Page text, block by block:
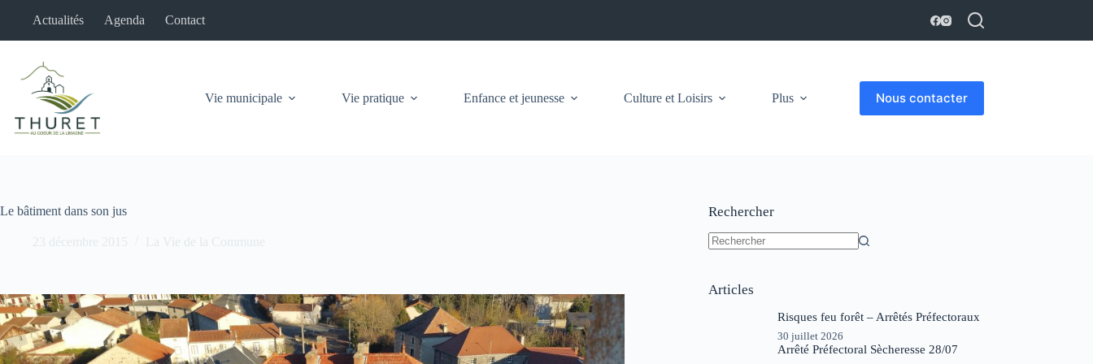
Actualités Agenda Contact
Vie municipale Vie pratique Enfance et jeunesse Culture et Loisirs Plus Nous contacter
Le bâtiment dans son jus
23 décembre 2015 La Vie de la Commune
Rechercher
Articles
Risques feu forêt – Arrêtés Préfectoraux
30 juillet 2026
Arrêté Préfectoral Sècheresse 28/07